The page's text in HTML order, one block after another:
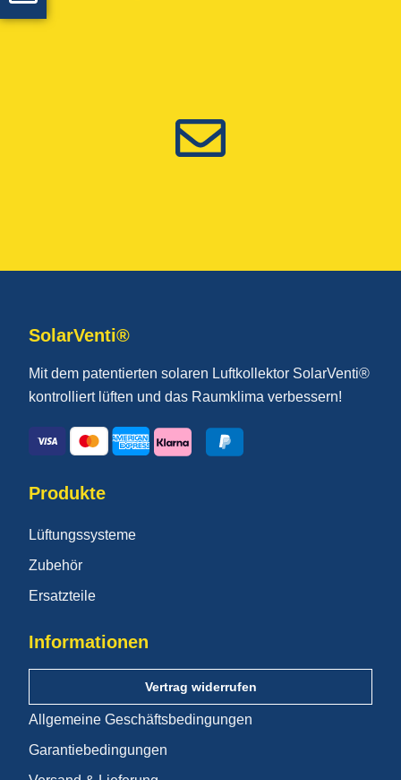
SolarVenti®
Mit dem patentierten solaren Luftkollektor SolarVenti®
kontrolliert lüften und das Raumklima verbessern!
Produkte
Lüftungssysteme
Zubehör
Ersatzteile
Informationen
Vertrag widerrufen
Allgemeine Geschäftsbedingungen
Garantiebedingungen